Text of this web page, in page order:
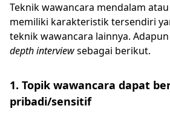
Teknik wawancara mendalam atau
memiliki karakteristik tersendiri
teknik wawancara lainnya.
depth interviewsebagai berikut.
1. Topik wawancara dapat
pribadi/sensitif